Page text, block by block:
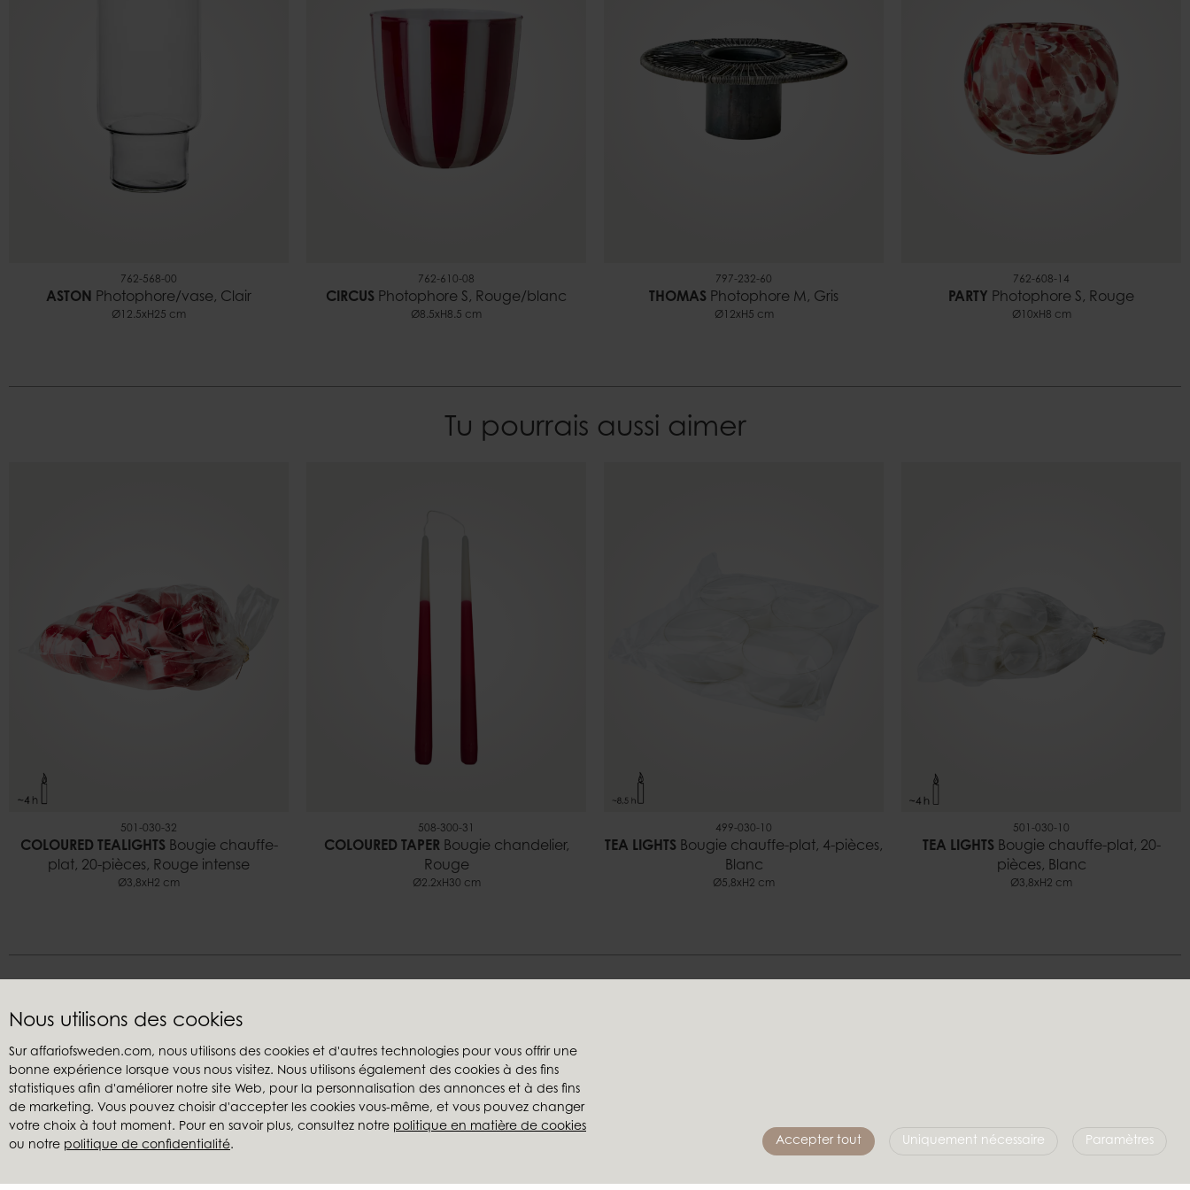
Nous utilisons des cookies
Sur affariofsweden.com, nous utilisons des cookies et d'autres technologies pour vous offrir une
bonne expérience lorsque vous nous visitez. Nous utilisons également des cookies à des fins
statistiques afin d'améliorer notre site Web, pour la personnalisation des annonces et à des fins
de marketing. Vous pouvez choisir d'accepter les cookies vous-même, et vous pouvez changer
votre choix à tout moment. Pour en savoir plus, consultez notre politique en matière de cookies
ou notre politique de confidentialité. Accepter tout Uniquement nécessaire Paramètres
762-568-00
ASTON Photophore/vase, Clair
Ø12.5xH25 cm
762-610-08
CIRCUS Photophore S, Rouge/blanc
Ø8.5xH8.5 cm
797-232-60
THOMAS Photophore M, Gris
Ø12xH5 cm
762-608-14
PARTY Photophore S, Rouge
Ø10xH8 cm
Tu pourrais aussi aimer
501-030-32
COLOURED TEALIGHTSBougie chauffe-
plat, 20-pièces, Rouge intense
Ø3,8xH2 cm
508-300-31
COLOURED TAPERBougie chandelier,
Rouge
Ø2.2xH30 cm
499-030-10
TEA LIGHTS Bougie chauffe-plat, 4-pièces,
Blanc
Ø5,8xH2 cm
501-030-10
TEA LIGHTSBougie chauffe-plat, 20-
pièces, Blanc
Ø3,8xH2 cm
Service clients
Nous contacter
Conditions générales de vente
Reclamations
Revendeurs
Mon compte
Créer un compte